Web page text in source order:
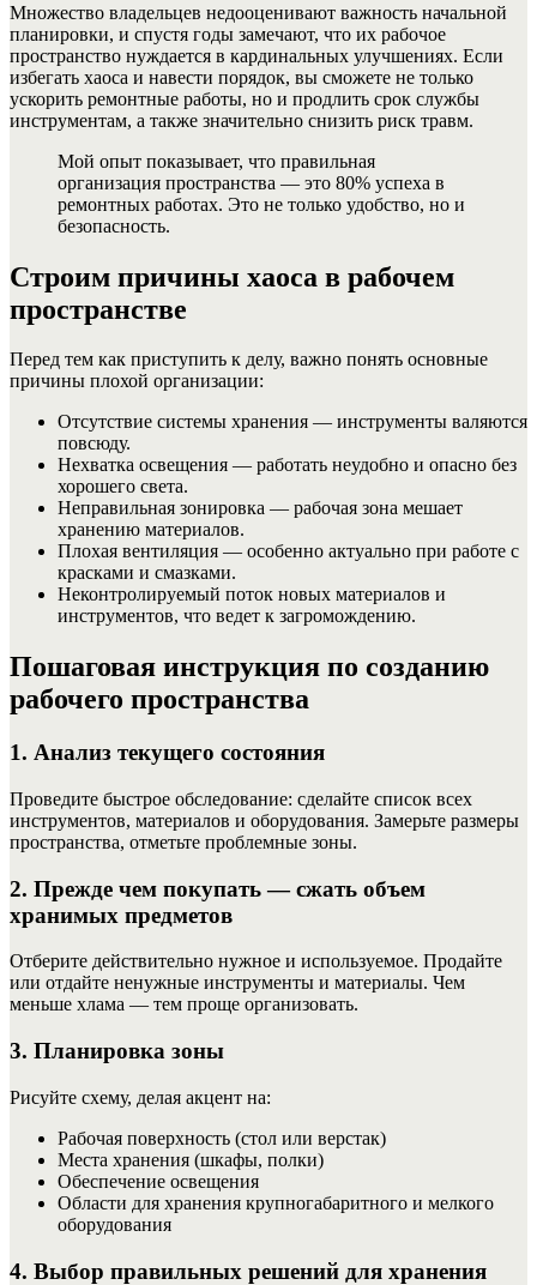
Множество владельцев недооценивают важность начальной
планировки, и спустя годы замечают, что их рабочое
пространство нуждается в кардинальных улучшениях. Если
избегать хаоса и навести порядок, вы сможете не только
ускорить ремонтные работы, но и продлить срок службы
инструментам, а также значительно снизить риск травм.
Мой опыт показывает, что правильная
организация пространства — это 80% успеха в
ремонтных работах. Это не только удобство, но и
безопасность.
Строим причины хаоса в рабочем
пространстве
Перед тем как приступить к делу, важно понять основные
причины плохой организации:
Отсутствие системы хранения — инструменты валяются
повсюду.
Нехватка освещения — работать неудобно и опасно без
хорошего света.
Неправильная зонировка — рабочая зона мешает
хранению материалов.
Плохая вентиляция — особенно актуально при работе с
красками и смазками.
Неконтролируемый поток новых материалов и
инструментов, что ведет к загромождению.
Пошаговая инструкция по созданию
рабочего пространства
1. Анализ текущего состояния
Проведите быстрое обследование: сделайте список всех
инструментов, материалов и оборудования. Замерьте размеры
пространства, отметьте проблемные зоны.
2. Прежде чем покупать — сжать объем
хранимых предметов
Отберите действительно нужное и используемое. Продайте
или отдайте ненужные инструменты и материалы. Чем
меньше хлама — тем проще организовать.
3. Планировка зоны
Рисуйте схему, делая акцент на:
Рабочая поверхность (стол или верстак)
Места хранения (шкафы, полки)
Обеспечение освещения
Области для хранения крупногабаритного и мелкого
оборудования
4. Выбор правильных решений для хранения